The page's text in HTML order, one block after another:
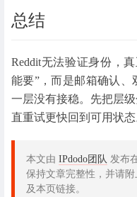
总结
Reddit无法验证身份，
能要”，而是邮箱确认
一层没有接稳。先把层
直重试更快回到可用状态
本文由 IPdodo团队 发布
保持文章完整性，并请附
及本页链接。